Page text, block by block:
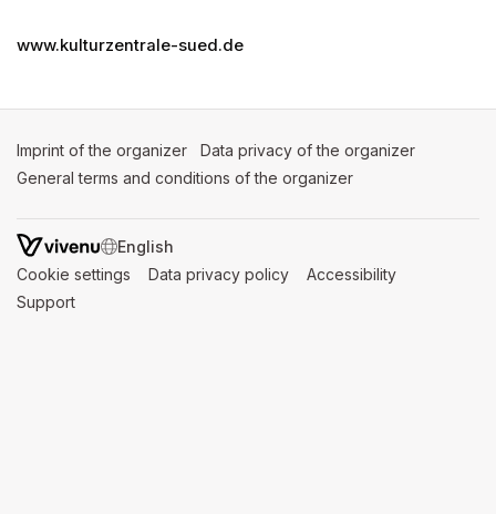
www.kulturzentrale-sued.de
Imprint of the organizer (opens in a new tab)
Data privacy of the organizer
General terms and conditions of the organizer
SWITCH LANGUAGE
Cookie settings (opens in a new tab)
Data privacy policy (opens in a new tab)
Accessibility
Support